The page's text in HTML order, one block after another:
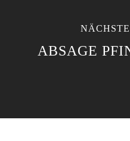
ABSAGE